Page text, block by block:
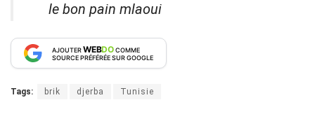
le bon pain mlaoui
AJOUTERWEBDOCOMME
SOURCE PRÉFÉRÉE SUR GOOGLE
Tags: brik djerba Tunisie